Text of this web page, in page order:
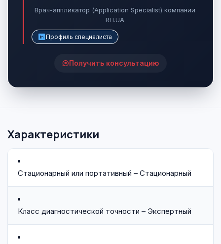
Врач-аппликатор (Application Specialist) компании
RH.UA
Профиль специалиста
Получить консультацию
Характеристики
Стационарный или портативный – Стационарный
Класс диагностической точности – Экспертный